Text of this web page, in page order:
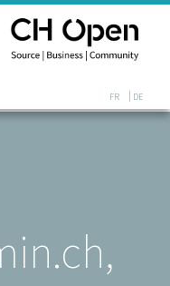
DE
FR